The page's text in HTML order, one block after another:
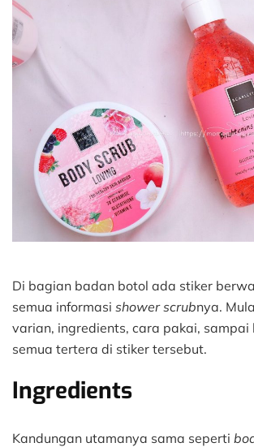
Di bagian badan botol ada stiker
semua informasi shower scrubnya.
varian, ingredients, cara pakai, sampai
semua tertera di stiker tersebut.
Ingredients
Kandungan utamanya sama seperti